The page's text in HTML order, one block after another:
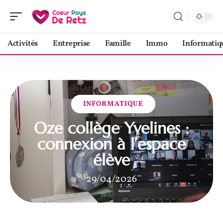
Activités Entreprise Famille Immo
INFORMATIQUE
Oze collège Yvelines :
connexion à l’espace
élève
29/04/2026